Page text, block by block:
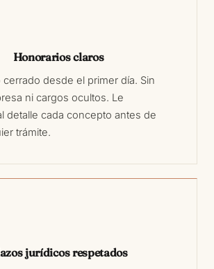
Honorarios claros
desde el primer día. Sin
ni cargos ocultos. Le
detalle cada concepto antes de
trámite.
jurídicos respetados